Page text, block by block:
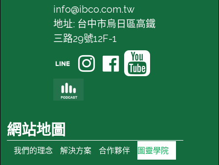
info@ibco.com.tw
地址: 台中市烏日區高鐵
三路29號12F-1
   
網站地圖
我們的理念 解決方案 合作夥伴 圖靈學院